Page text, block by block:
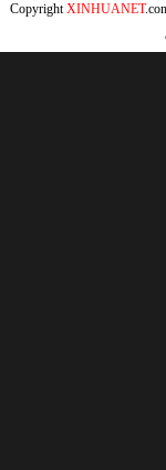
CopyrightXINHUANET